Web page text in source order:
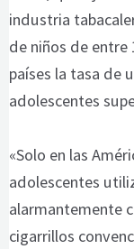
industria
de niños de entre
países la tasa de
adolescentes
«Solo en las
adolescentes
alarmantemente
cigarrillos